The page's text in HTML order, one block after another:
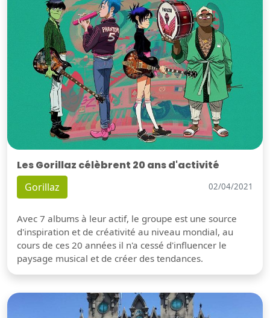
Les Gorillaz célèbrent 20 ans d'activité
Gorillaz 02/04/2021
Avec 7 albums à leur actif, le groupe est une source
d'inspiration et de créativité au niveau mondial, au
cours de ces 20 années il n'a cessé d'influencer le
paysage musical et de créer des tendances.